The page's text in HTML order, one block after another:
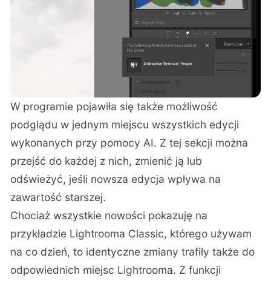
W programie pojawiła się także możliwość
podglądu w jednym miejscu wszystkich edycji
wykonanych przy pomocy AI. Z tej sekcji można
przejść do każdej z nich, zmienić ją lub
odświeżyć, jeśli nowsza edycja wpływa na
zawartość starszej.
Chociaż wszystkie nowości pokazuję na
przykładzie Lightrooma Classic, którego używam
na co dzień, to identyczne zmiany trafiły także do
odpowiednich miejsc Lightrooma. Z funkcji